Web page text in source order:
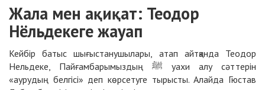
Жала мен ақиқат: Теодор
Нёльдекеге жауап
Кейбір батыс шығыстанушылары, атап айтқанда Теодор
Нельдеке, Пайғамбарымыздың ﷺ уахи алу сәттерін
«аурудың белгісі» деп көрсетуге тырысты. Алайда Гюстав